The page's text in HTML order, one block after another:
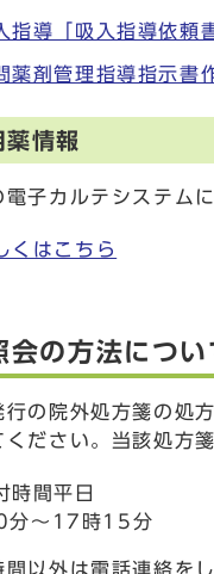
指導「吸入指導依
薬剤管理指導指示
薬情報
電子カルテシステム
くはこちら
会の方法につい
行の院外処方箋の処
ください。当該処方
時間平日
分〜17時15分
間以外は電話連絡を